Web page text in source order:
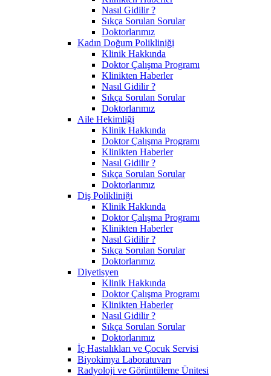
Nasıl Gidilir ?
Sıkça Sorulan Sorular
Doktorlarımız
Kadın Doğum Polikliniği
Klinik Hakkında
Doktor Çalışma Programı
Klinikten Haberler
Nasıl Gidilir ?
Sıkça Sorulan Sorular
Doktorlarımız
Aile Hekimliği
Klinik Hakkında
Doktor Çalışma Programı
Klinikten Haberler
Nasıl Gidilir ?
Sıkça Sorulan Sorular
Doktorlarımız
Diş Polikliniği
Klinik Hakkında
Doktor Çalışma Programı
Klinikten Haberler
Nasıl Gidilir ?
Sıkça Sorulan Sorular
Doktorlarımız
Diyetisyen
Klinik Hakkında
Doktor Çalışma Programı
Klinikten Haberler
Nasıl Gidilir ?
Sıkça Sorulan Sorular
Doktorlarımız
İç Hastalıkları ve Çocuk Servisi
Biyokimya Laboratuvarı
Radyoloji ve Görüntüleme Ünitesi